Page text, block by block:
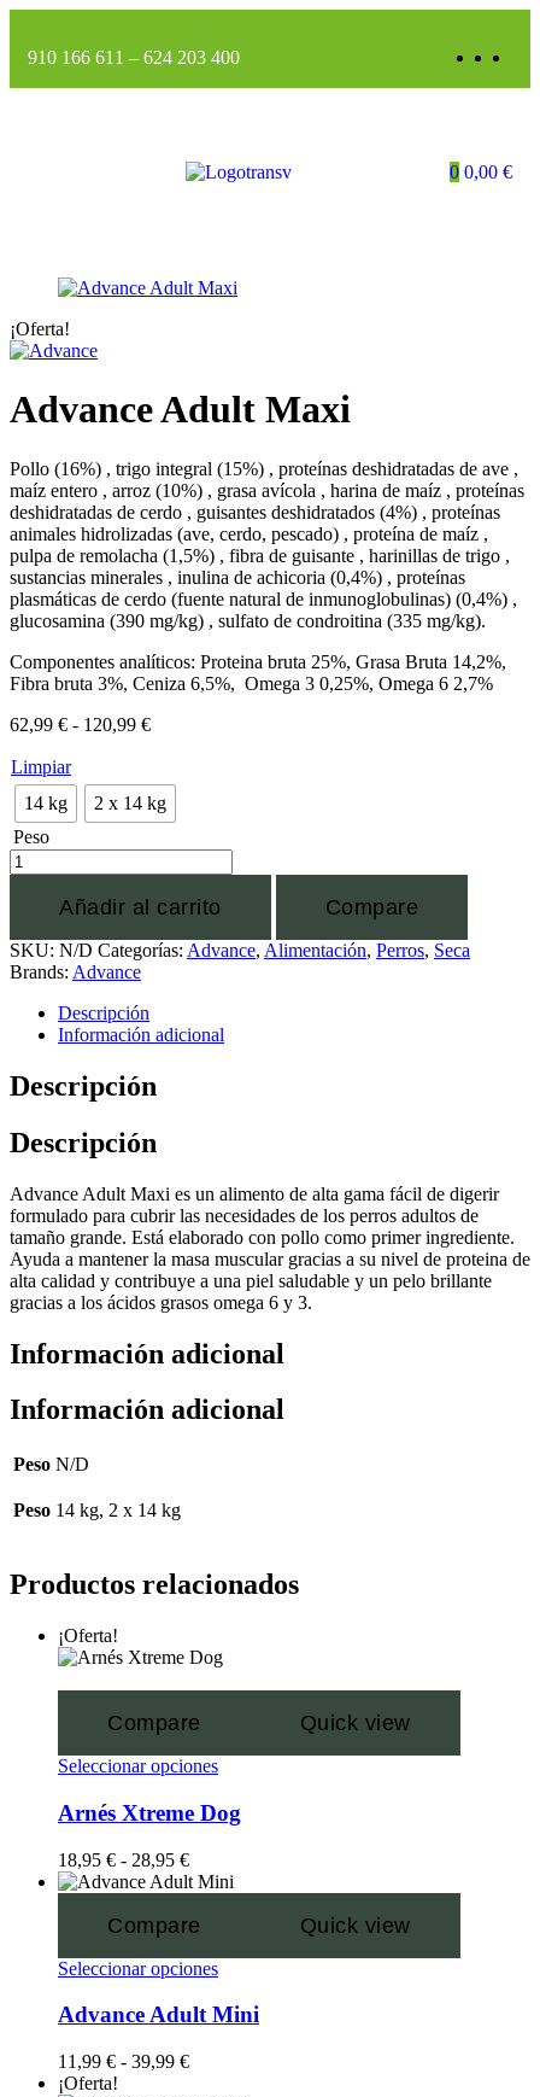
910 166 611 – 624 203 400
0 0,00 €
¡Oferta!
Advance Adult Maxi
Pollo (16%) , trigo integral (15%) , proteínas deshidratadas de ave ,
maíz entero , arroz (10%) , grasa avícola , harina de maíz , proteínas
deshidratadas de cerdo , guisantes deshidratados (4%) , proteínas
animales hidrolizadas (ave, cerdo, pescado) , proteína de maíz ,
pulpa de remolacha (1,5%) , fibra de guisante , harinillas de trigo ,
sustancias minerales , inulina de achicoria (0,4%) , proteínas
plasmáticas de cerdo (fuente natural de inmunoglobulinas) (0,4%) ,
glucosamina (390 mg/kg) , sulfato de condroitina (335 mg/kg).
Componentes analíticos: Proteina bruta 25%, Grasa Bruta 14,2%,
Fibra bruta 3%, Ceniza 6,5%, Omega 3 0,25%, Omega 6 2,7%
62,99 € - 120,99 €
Limpiar
14 kg
2 x 14 kg
Peso
Añadir al carrito Compare
SKU: N/D Categorías: Advance, Alimentación, Perros, Seca
Brands: Advance
Descripción
Información adicional
Descripción
Descripción
Advance Adult Maxi es un alimento de alta gama fácil de digerir
formulado para cubrir las necesidades de los perros adultos de
tamaño grande. Está elaborado con pollo como primer ingrediente.
Ayuda a mantener la masa muscular gracias a su nivel de proteina de
alta calidad y contribuye a una piel saludable y un pelo brillante
gracias a los ácidos grasos omega 6 y 3.
Información adicional
Información adicional
Peso N/D
Peso 14 kg, 2 x 14 kg
Productos relacionados
¡Oferta!
Compare Quick view
Seleccionar opciones
Arnés Xtreme Dog
18,95 € - 28,95 €
Compare Quick view
Seleccionar opciones
Advance Adult Mini
11,99 € - 39,99 €
¡Oferta!